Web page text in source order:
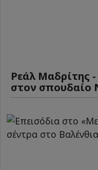
Ρεάλ Μαδρίτης
στον σπουδαίο